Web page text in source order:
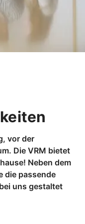
vor der
Die VRM bietet
Neben dem
die passende
uns gestaltet